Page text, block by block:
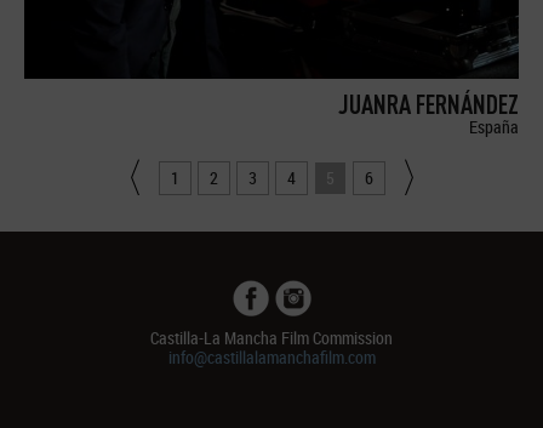
JUANRA FERNÁNDEZ
España
1 2 3 4 5 6
Castilla-La Mancha Film Commission
info@castillalamanchafilm.com